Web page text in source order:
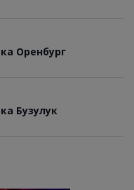
Оренбург
Бузулук